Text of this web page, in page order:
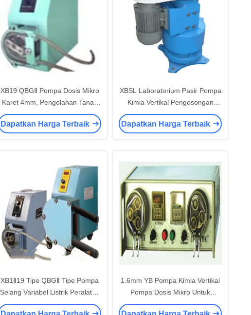
XB19 QBGⅡ Pompa Dosis Mikro
Karet 4mm, Pengolahan Tanah
Langka Iso9001
Dapatkan Harga Terbaik
XBSL Laboratorium Pasir Pompa
Kimia Vertikal Pengosongan
Tailing
Dapatkan Harga Terbaik
XB1Ⅱ19 Tipe QBGⅡ Tipe Pompa
Selang Variabel Listrik Peralatan
Laboratorium Pemrosesan
1.6mm YB Pompa Kimia Vertikal
Pompa Dosis Mikro Untuk
Metalurgi